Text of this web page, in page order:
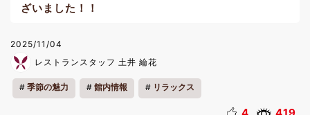
ざいました！！
2025/11/04
レストランスタッフ 土井 綸花
季節の魅力 館内情報 リラックス